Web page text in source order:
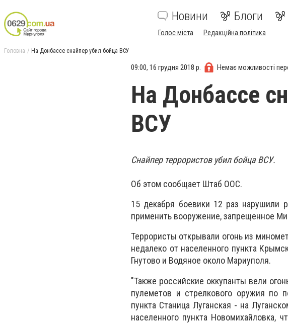
Новини Блоги
Голос міста Редакційна політика
Головна На Донбассе снайпер убил бойца ВСУ
09:00, 16 грудня 2018 р. Немає можливості
На Донбассе
ВСУ
Снайпер террористов убил бойца ВСУ.
Об этом сообщает Штаб ООС.
15 декабря боевики 12 раз нарушили
применить вооружение, запрещенное
Террористы открывали огонь из
недалеко от населенного пункта
Гнутово и Водяное около Мариуполя.
"Также российские оккупанты вели
пулеметов и стрелкового оружия по
пункта Станица Луганская - на
населенного пункта Новомихайловка,